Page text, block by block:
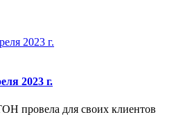
2023 г.
провела для своих клиентов